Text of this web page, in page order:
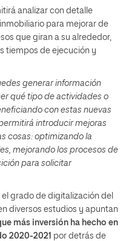
analizar con detalle
para mejorar de
que giran a su alrededor,
tiempos de ejecución y
generar información
qué tipo de actividades o
con estas nuevas
introducir mejoras
cosas: optimizando la
mejorando los procesos de
para solicitar
grado de digitalización del
diversos estudios y apuntan
más inversión ha hecho en
2020-2021 por detrás de